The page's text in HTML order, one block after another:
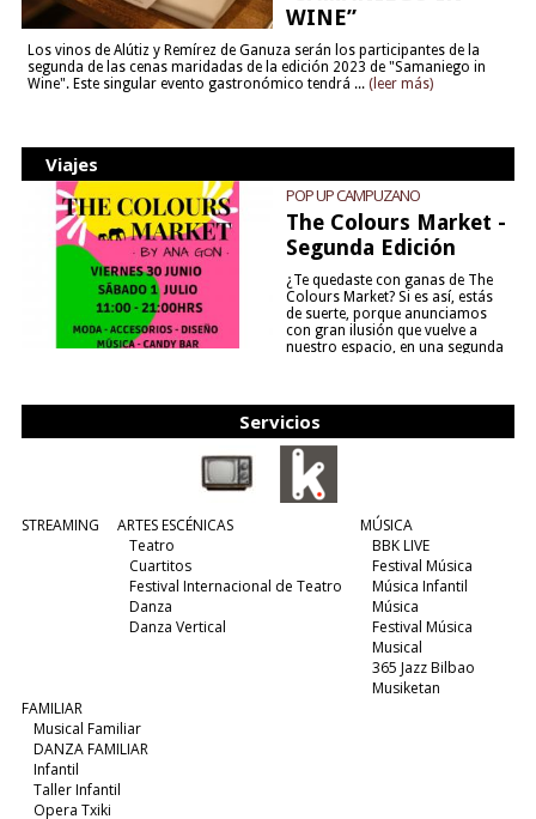
WINE”
Los vinos de Alútiz y Remírez de Ganuza serán los participantes de la
segunda de las cenas maridadas de la edición 2023 de "Samaniego in
Wine". Este singular evento gastronómico tendrá ... (leer más)
Viajes
POP UP CAMPUZANO
The Colours Market -
Segunda Edición
¿Te quedaste con ganas de The
Colours Market? Si es así, estás
de suerte, porque anunciamos
con gran ilusión que vuelve a
nuestro espacio, en una segunda
Servicios
STREAMING
ARTES ESCÉNICAS
Teatro
Cuartitos
Festival Internacional de Teatro
Danza
Danza Vertical
MÚSICA
BBK LIVE
Festival Música
Música Infantil
Música
Festival Música
Musical
365 Jazz Bilbao
Musiketan
FAMILIAR
Musical Familiar
DANZA FAMILIAR
Infantil
Taller Infantil
Opera Txiki